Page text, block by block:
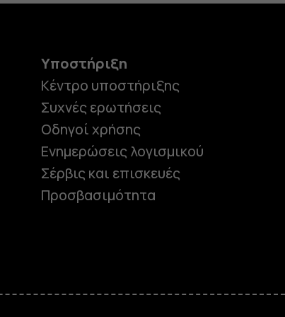
Υποστήριξη
Κέντρο υποστήριξης
Συχνές ερωτήσεις
Οδηγοί χρήσης
Ενημερώσεις λογισμικού
Σέρβις και επισκευές
Προσβασιμότητα